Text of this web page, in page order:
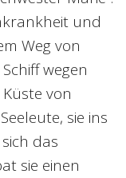
und
Weg von
wegen
von
sie ins
das
sie einen